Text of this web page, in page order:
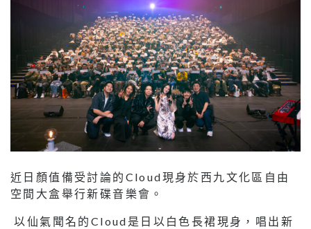
近日顏值備受討論的Cloud現身於西九文化區自由
空間大盒舉行新碟音樂會。
以仙氣聞名的Cloud是日以白色長裙現身，唱出新